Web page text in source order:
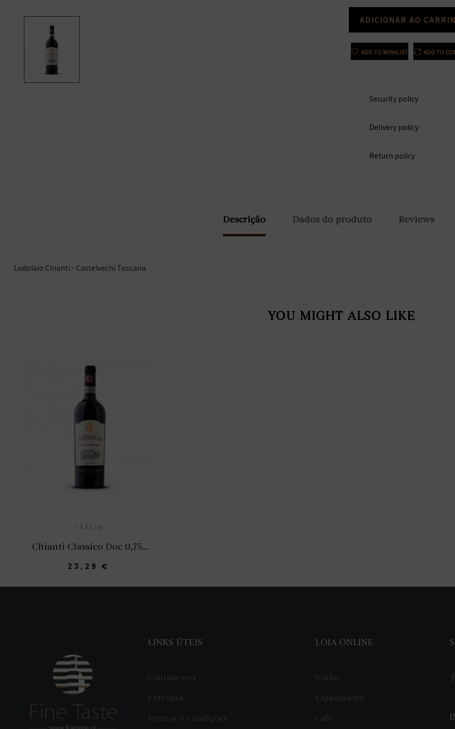
ADICIONAR AO
ADD TO WISHLIST ADD TO
Security policy
Delivery policy
Return policy
Descrição Dados do produto Reviews
Lodolaio Chianti - Castelvechi Toscana
YOU MIGHT ALSO LIKE
ITÁLIA
Chianti Classico Doc 0,75...
23,29 €
LINKS ÚTEIS
Contate-nos
Entregas
Termos e Condições
LOJA ONLINE
Vinho
Espumantes
Café